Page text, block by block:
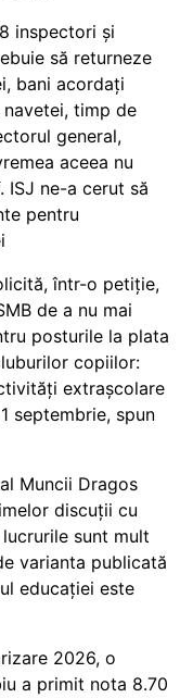
inspectori și
să returneze
bani acordați
timp de
general,
aceea nu
ISJ ne-a cerut să
pentru
într-o petiție,
de a nu mai
posturile la plata
copiilor:
extrașcolare
septembrie, spun
Muncii Dragos
discuții cu
sunt mult
varianta publicată
educației este
2026, o
a primit nota 8.70